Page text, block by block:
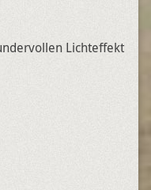
Lichteffekt